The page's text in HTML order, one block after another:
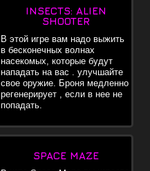
INSECTS: ALIEN
SHOOTER
В этой игре вам надо выжить
в бесконечных волнах
насекомых, которые будут
нападать на вас . улучшайте
свое оружие. Броня медленно
регенерирует , если в нее не
попадать.
SPACE MAZE